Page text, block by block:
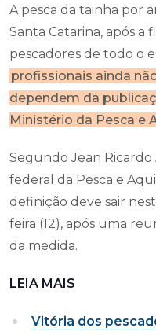
A pesca da tainha por
Santa Catarina, após a
pescadores de todo o
profissionais ainda
dependem da
Ministério da Pesca e
Segundo Jean
federal da Pesca e
definição deve sair
feira (12), após uma
da medida.
LEIA MAIS
Vitória dos